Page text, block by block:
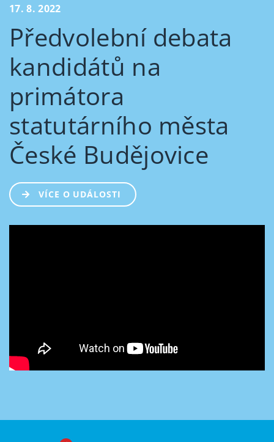
17. 8. 2022
Předvolební debata
kandidátů na
primátora
statutárního města
České Budějovice
VÍCE O UDÁLOSTI